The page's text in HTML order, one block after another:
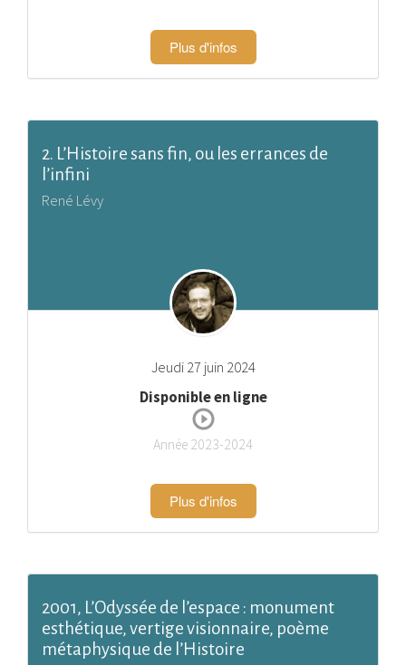
Plus d'infos
2. L’Histoire sans fin, ou les errances de
l’infini
René Lévy
Jeudi 27 juin 2024
Disponible en ligne
Année 2023-2024
Plus d'infos
2001, L’Odyssée de l’espace : monument
esthétique, vertige visionnaire, poème
métaphysique de l’Histoire